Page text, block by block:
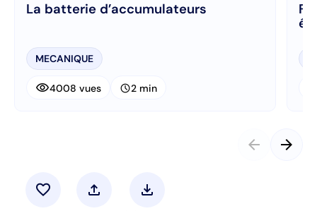
La batterie d’accumulateurs
MECANIQUE
visibility4008 vues schedule2 min
arrow_back arrow_forward
favorite upload download